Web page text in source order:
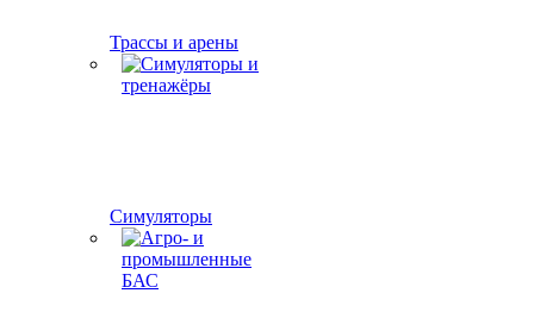
Трассы и арены
Симуляторы